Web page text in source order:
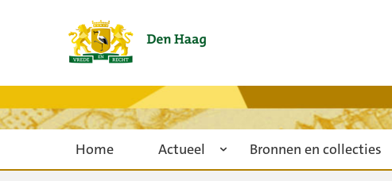
Home Actueel Bronnen en collecties